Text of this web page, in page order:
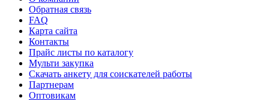
Обратная связь
FAQ
Карта сайта
Контакты
Прайс листы по каталогу
Мульти закупка
Скачать анкету для соискателей работы
Партнерам
Оптовикам